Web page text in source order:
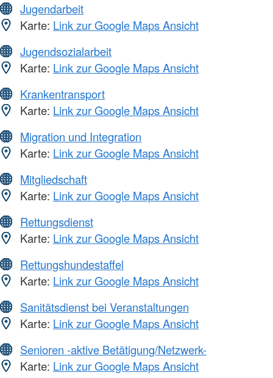
Jugendarbeit
Karte: Link zur Google Maps Ansicht
Jugendsozialarbeit
Karte: Link zur Google Maps Ansicht
Krankentransport
Karte: Link zur Google Maps Ansicht
Migration und Integration
Karte: Link zur Google Maps Ansicht
Mitgliedschaft
Karte: Link zur Google Maps Ansicht
Rettungsdienst
Karte: Link zur Google Maps Ansicht
Rettungshundestaffel
Karte: Link zur Google Maps Ansicht
Sanitätsdienst bei Veranstaltungen
Karte: Link zur Google Maps Ansicht
Senioren -aktive Betätigung/Netzwerk-
Karte: Link zur Google Maps Ansicht